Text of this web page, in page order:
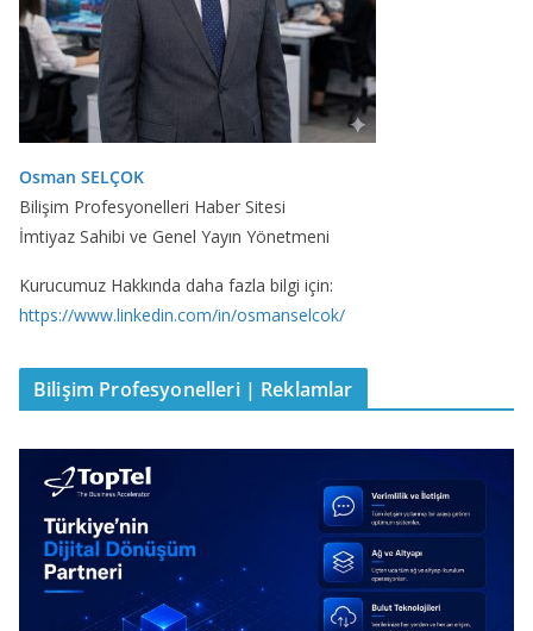
Osman SELÇOK
Bilişim Profesyonelleri Haber Sitesi
İmtiyaz Sahibi ve Genel Yayın Yönetmeni
Kurucumuz Hakkında daha fazla bilgi için:
https://www.linkedin.com/in/osmanselcok/
Bilişim Profesyonelleri | Reklamlar